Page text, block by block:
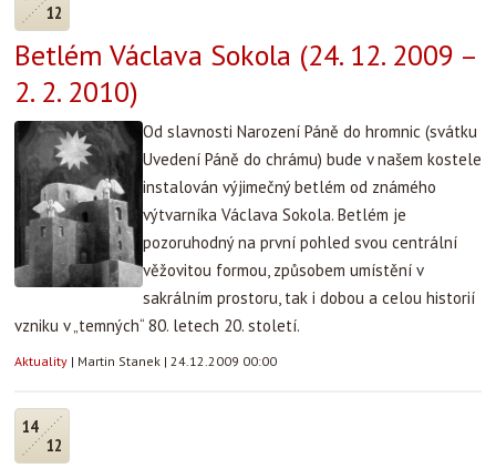
12
Betlém Václava Sokola (24. 12. 2009 –
2. 2. 2010)
Od slavnosti Narození Páně do hromnic (svátku
Uvedení Páně do chrámu) bude v našem kostele
instalován výjimečný betlém od známého
výtvarníka Václava Sokola. Betlém je
pozoruhodný na první pohled svou centrální
věžovitou formou, způsobem umístění v
sakrálním prostoru, tak i dobou a celou historií
vzniku v „temných“ 80. letech 20. století.
Aktuality | Martin Stanek | 24.12.2009 00:00
14
12